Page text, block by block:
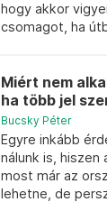
hogy akkor
csomagot, ha
Miért nem
ha több jel
Bucsky Péter
Egyre inkább
nálunk is, hiszen
most már az
lehetne, de